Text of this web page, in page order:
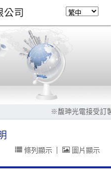
公司
※馥珅光電接受訂
條列顯示 圖片顯示